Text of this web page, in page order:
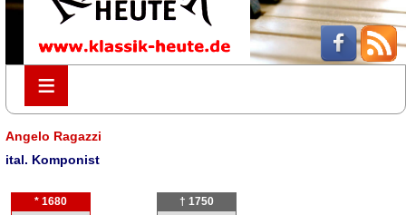
≡
≡
Angelo Ragazzi
ital. Komponist
* 1680 † 1750